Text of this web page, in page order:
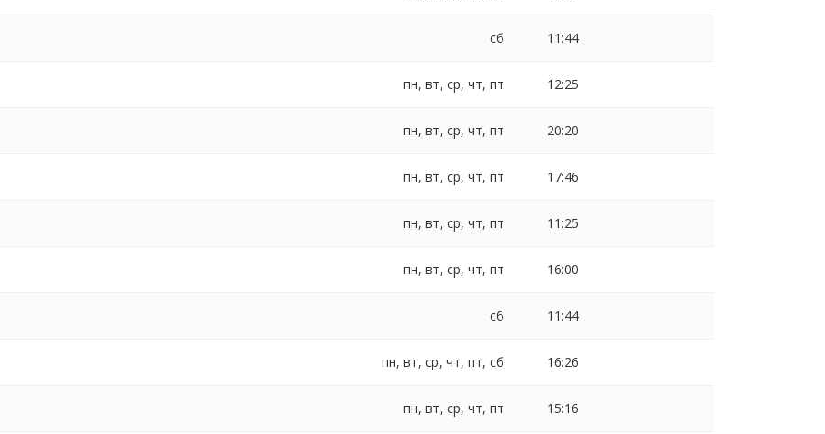
сб 11:44
пн, вт, ср, чт, пт 12:25
пн, вт, ср, чт, пт 20:20
пн, вт, ср, чт, пт 17:46
пн, вт, ср, чт, пт 11:25
пн, вт, ср, чт, пт 16:00
сб 11:44
пн, вт, ср, чт, пт, сб 16:26
пн, вт, ср, чт, пт 15:16